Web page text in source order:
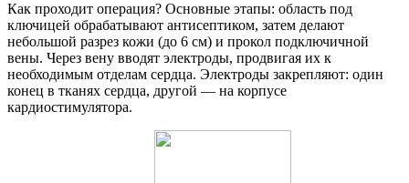
Как проходит операция? Основные этапы: область под
ключицей обрабатывают антисептиком, затем делают
небольшой разрез кожи (до 6 см) и прокол подключичной
вены. Через вену вводят электроды, продвигая их к
необходимым отделам сердца. Электроды закрепляют: один
конец в тканях сердца, другой — на корпусе
кардиостимулятора.